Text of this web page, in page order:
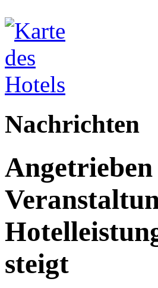
Nachrichten
steigt